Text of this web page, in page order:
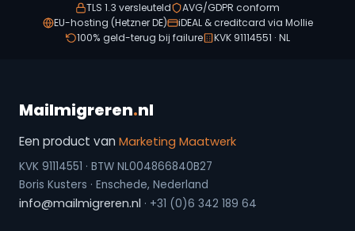
TLS 1.3 versleuteld
AVG/GDPR conform
EU-hosting (Hetzner DE)
iDEAL & creditcard via Mollie
100% geld-terug bij failure
KVK 91114551 · NL
Mailmigreren.nl
Een product van Marketing Maatwerk
KVK 91114551 · BTW NL004866840B27
Boris Kusters · Enschede, Nederland
info@mailmigreren.nl · +31 (0)6 342 189 64